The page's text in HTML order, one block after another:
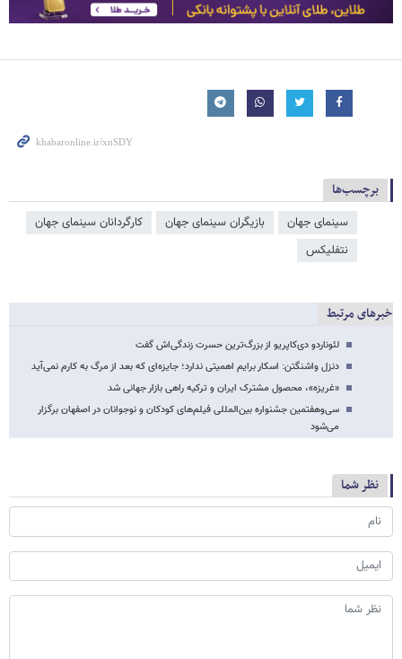
برچسب‌ها
سینمای جهان بازیگران سینمای جهان
کارگردانان سینمای جهان
نتفلیکس
خبرهای مرتبط
لئوناردو دی‌کاپریو از بزرگ‌ترین حسرت زندگی‌اش گفت
دنزل واشنگتن: اسکار برایم اهمیتی ندارد؛ جایزه‌ای که بعد از مرگ به کارم نمی‌آید
«غریزه»، محصول مشترک ایران و ترکیه راهی بازار جهانی شد
سی‌وهفتمین جشنواره بین‌المللی فیلم‌های کودکان و نوجوانان در اصفهان برگزار
می‌شود
نظر شما